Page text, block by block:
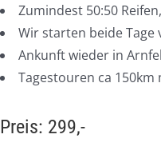
Zumindest 50:50
Wir starten beide Tage
Ankunft wieder in
Tagestouren ca
Preis: 299,-